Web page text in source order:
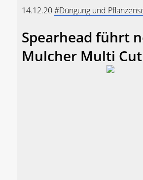
14.12.20#Düngung und
Spearhead führt
Mulcher Multi